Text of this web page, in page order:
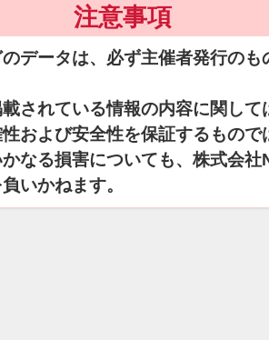
注意事項
データは、必ず主催者発行のも
されている情報の内容に関して
および安全性を保証するもの
なる損害についても、株式会
いかねます。